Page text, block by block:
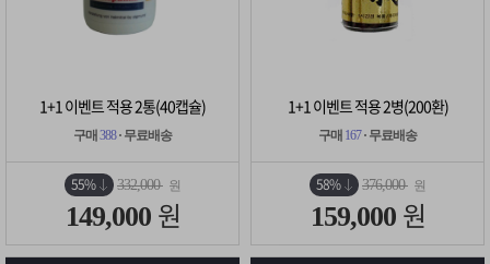
1+1 이벤트 적용 2통(40캡슐)
구매 388· 무료배송
55% 332,000 원
149,000 원
1+1 이벤트 적용 2병(200환)
구매 167· 무료배송
58% 376,000 원
159,000 원